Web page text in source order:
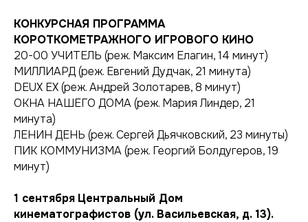
КОНКУРСНАЯ ПРОГРАММА
КОРОТКОМЕТРАЖНОГО ИГРОВОГО КИНО
20-00 УЧИТЕЛЬ (реж. Максим Елагин, 14 минут)
МИЛЛИАРД (реж. Евгений Дудчак, 21 минута)
DEUX EX (реж. Андрей Золотарев, 8 минут)
ОКНА НАШЕГО ДОМА (реж. Мария Линдер, 21
минута)
ЛЕНИН ДЕНЬ (реж. Сергей Дьячковский, 23 минуты)
ПИК КОММУНИЗМА (реж. Георгий Болдугеров, 19
минут)
1 сентября Центральный Дом
кинематографистов (ул. Васильевская, д. 13).